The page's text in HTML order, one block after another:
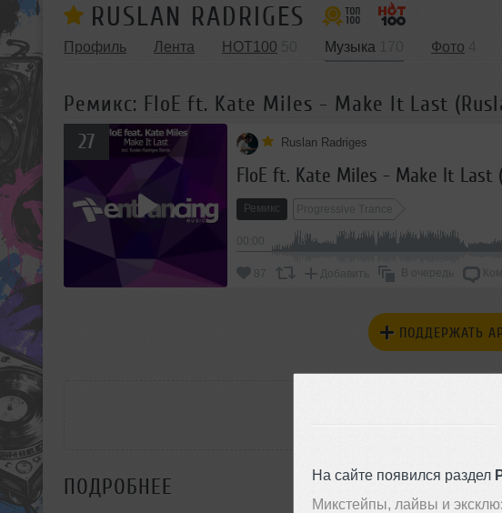
На сайте появился раздел
Микстейпы, лайвы и
RUSLAN RADRIGES
Профиль Лента HOT100 Музыка Фото
Ремикс: FloE ft. Kate Miles - Make It Last
27 Ruslan Radriges
FloE ft. Kate Miles - Make It Last
Ремикс Progressive Trance
87 Добавить В очередь
ПОДДЕРЖАТЬ
РАССКАЖИ
ПОДРОБНЕЕ